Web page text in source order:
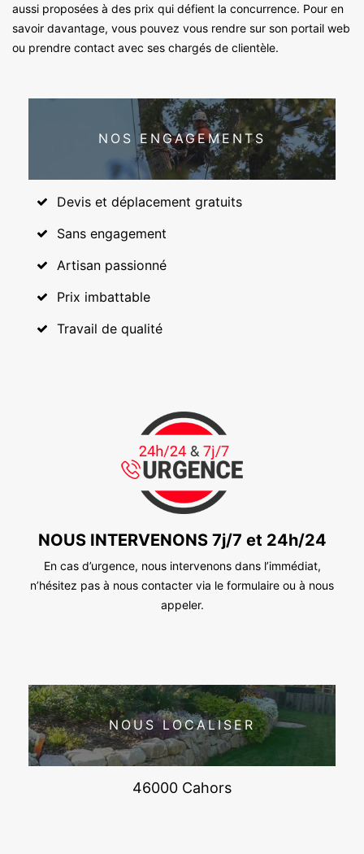
aussi proposées à des prix qui défient la concurrence. Pour en
savoir davantage, vous pouvez vous rendre sur son portail web
ou prendre contact avec ses chargés de clientèle.
NOS ENGAGEMENTS
Devis et déplacement gratuits
Sans engagement
Artisan passionné
Prix imbattable
Travail de qualité
NOUS INTERVENONS 7j/7 et 24h/24
En cas d’urgence, nous intervenons dans l’immédiat,
n’hésitez pas à nous contacter via le formulaire ou à nous
appeler.
NOUS LOCALISER
46000 Cahors